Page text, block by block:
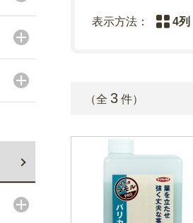
表示方法： 4列
（全 3 件）